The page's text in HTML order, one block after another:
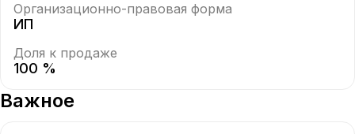
Организационно-правовая форма
ИП
Доля к продаже
100 %
Важное